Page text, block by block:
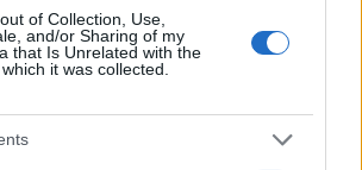
of Collection, Use,
and/or Sharing of my
that Is Unrelated with the
it was collected.
nacque la sua linea editoriale,
spiegazioni visive per il tifoso
Dettaglio unico: una stagione
under15 al Chieri e ciclista urbano.